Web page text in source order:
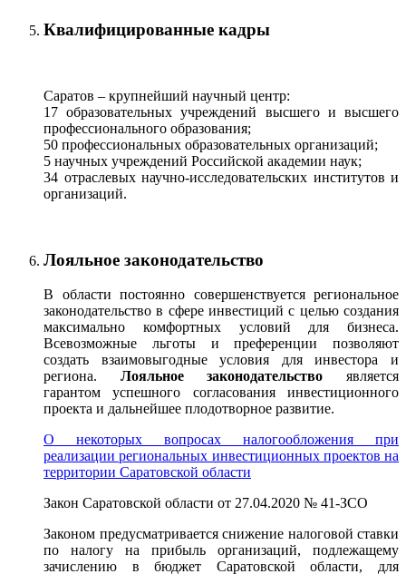
Квалифицированные кадры
Саратов – крупнейший научный центр:
17 образовательных учреждений высшего и высшего
профессионального образования;
50 профессиональных образовательных организаций;
5 научных учреждений Российской академии наук;
34 отраслевых научно-исследовательских институтов и
организаций.
Лояльное законодательство
В области постоянно совершенствуется региональное
законодательство в сфере инвестиций с целью создания
максимально комфортных условий для бизнеса.
Всевозможные льготы и преференции позволяют
создать взаимовыгодные условия для инвестора и
региона. Лояльное законодательство является
гарантом успешного согласования инвестиционного
проекта и дальнейшее плодотворное развитие.
О некоторых вопросах налогообложения при
реализации региональных инвестиционных проектов на
территории Саратовской области
Закон Саратовской области от 27.04.2020 № 41-ЗСО
Законом предусматривается снижение налоговой ставки
по налогу на прибыль организаций, подлежащему
зачислению в бюджет Саратовской области, для